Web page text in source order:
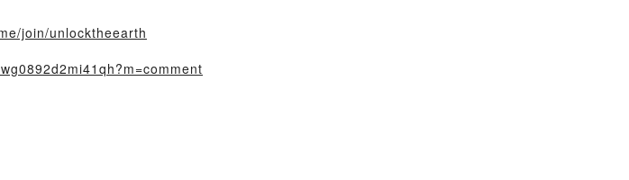
join/unlocktheearth